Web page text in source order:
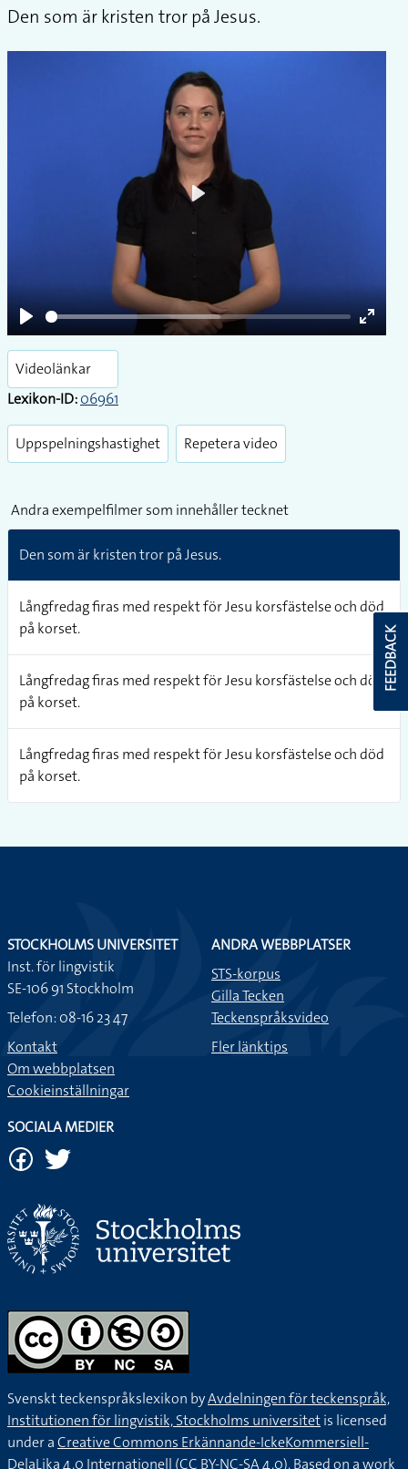
Den som är kristen tror på Jesus.
Play
Enter
Videolänkar
Lexikon-ID:06961
Uppspelningshastighet Repetera video
Andra exempelfilmer som innehåller tecknet
Den som är kristen tror på Jesus.
Långfredag firas med respekt för Jesu korsfästelse och död
på korset.
Långfredag firas med respekt för Jesu korsfästelse och död
på korset.
Långfredag firas med respekt för Jesu korsfästelse och död
på korset.
FEEDBACK
STOCKHOLMS UNIVERSITET
Inst. för lingvistik
SE-106 91 Stockholm
Telefon: 08-16 23 47
Kontakt
Om webbplatsen
Cookieinställningar
ANDRA WEBBPLATSER
STS-korpus
Gilla Tecken
Teckenspråksvideo
Fler länktips
SOCIALA MEDIER
Svenskt teckenspråkslexikon byAvdelningen för teckenspråk,
Institutionen för lingvistik, Stockholms universitetis licensed
under aCreative Commons Erkännande-IckeKommersiell-
DelaLika 4.0 Internationell (CC BY-NC-SA 4.0).Based on a work